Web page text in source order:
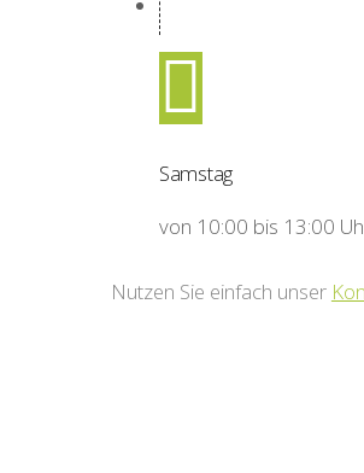
Samstag
von 10:00 bis 13:00
Nutzen Sie einfach unser